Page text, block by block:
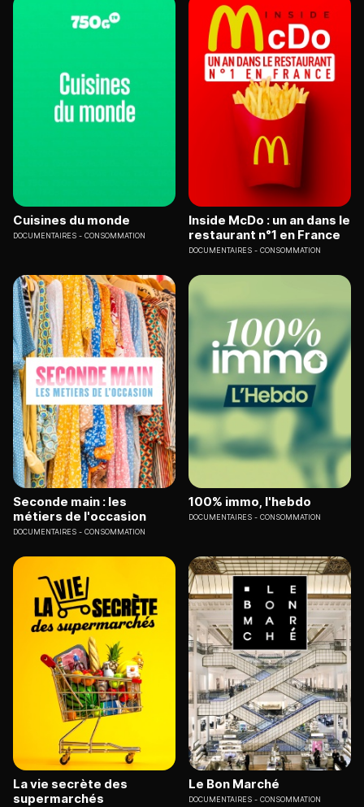
Cuisines du monde
DOCUMENTAIRES CONSOMMATION
Inside McDo : un an dans le
restaurant n°1 en France
DOCUMENTAIRES CONSOMMATION
Seconde main : les
métiers de l'occasion
DOCUMENTAIRES CONSOMMATION
100% immo, l'hebdo
DOCUMENTAIRES CONSOMMATION
La vie secrète des
supermarchés
Le Bon Marché
DOCUMENTAIRES CONSOMMATION